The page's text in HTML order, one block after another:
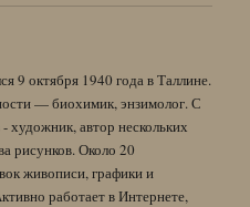
9 октября 1940 года в Таллине.
— биохимик, энзимолог. С
художник, автор нескольких
рисунков. Около 20
живописи, графики и
работает в Интернете,